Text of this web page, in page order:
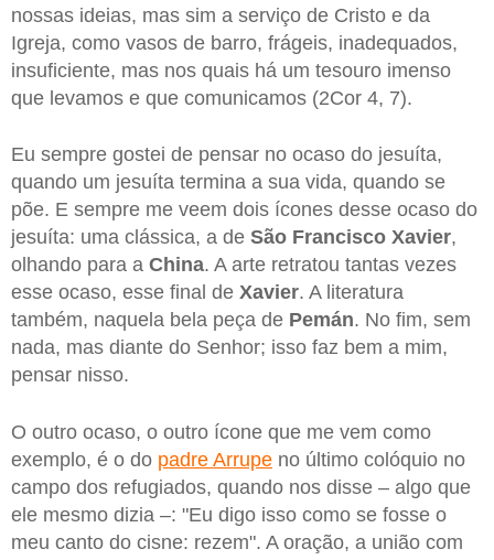
nossas ideias, mas sim a serviço de Cristo e da
Igreja, como vasos de barro, frágeis, inadequados,
insuficiente, mas nos quais há um tesouro imenso
que levamos e que comunicamos (2Cor 4, 7).
Eu sempre gostei de pensar no ocaso do jesuíta,
quando um jesuíta termina a sua vida, quando se
põe. E sempre me veem dois ícones desse ocaso do
jesuíta: uma clássica, a de São Francisco Xavier,
olhando para a China. A arte retratou tantas vezes
esse ocaso, esse final de Xavier. A literatura
também, naquela bela peça de Pemán. No fim, sem
nada, mas diante do Senhor; isso faz bem a mim,
pensar nisso.
O outro ocaso, o outro ícone que me vem como
exemplo, é o do padre Arrupe no último colóquio no
campo dos refugiados, quando nos disse – algo que
ele mesmo dizia –: "Eu digo isso como se fosse o
meu canto do cisne: rezem". A oração, a união com